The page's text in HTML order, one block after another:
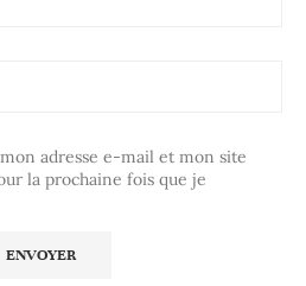
adresse e-mail et mon site
la prochaine fois que je